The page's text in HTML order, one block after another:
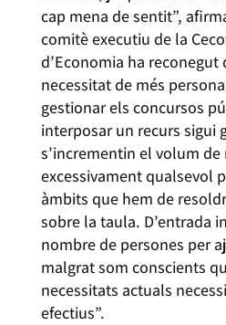
cap mena de sentit”,
comitè executiu de la
d’Economia ha reconegut
necessitat de més
gestionar els concursos
interposar un recurs sigui
s’incrementin el volum
excessivament qualsevol
àmbits que hem de
sobre la taula. D’entrada
nombre de persones per
malgrat som conscients
necessitats actuals
efectius”.